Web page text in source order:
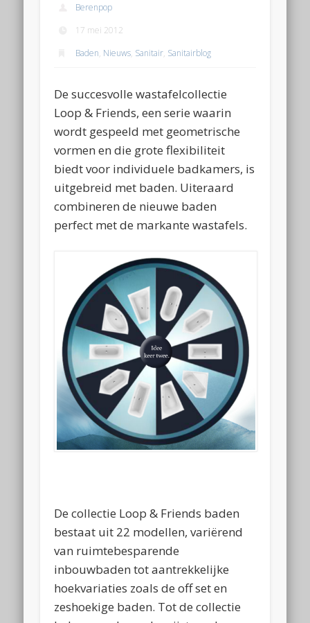
Berenpop
17 mei 2012
Baden, Nieuws, Sanitair, Sanitairblog
De succesvolle wastafelcollectie
Loop & Friends, een serie waarin
wordt gespeeld met geometrische
vormen en die grote flexibiliteit
biedt voor individuele badkamers, is
uitgebreid met baden. Uiteraard
combineren de nieuwe baden
perfect met de markante wastafels.
De collectie Loop & Friends baden
bestaat uit 22 modellen, variërend
van ruimtebesparende
inbouwbaden tot aantrekkelijke
hoekvariaties zoals de off set en
zeshoekige baden. Tot de collectie